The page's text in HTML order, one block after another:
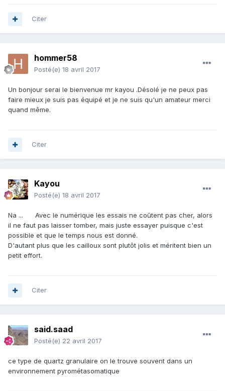
Citer
hommer58
Posté(e) 18 avril 2017
Un bonjour serai le bienvenue mr kayou .Désolé je ne peux pas
faire mieux je suis pas équipé et je ne suis qu'un amateur merci
quand même.
Citer
Kayou
Posté(e) 18 avril 2017
Na ... Avec le numérique les essais ne coûtent pas cher, alors
il ne faut pas laisser tomber, mais juste essayer puisque c'est
possible et que le temps nous est donné.
D'autant plus que les cailloux sont plutôt jolis et méritent bien un
petit effort.
Citer
said.saad
Posté(e) 22 avril 2017
ce type de quartz granulaire on le trouve souvent dans un
environnement pyrométasomatique